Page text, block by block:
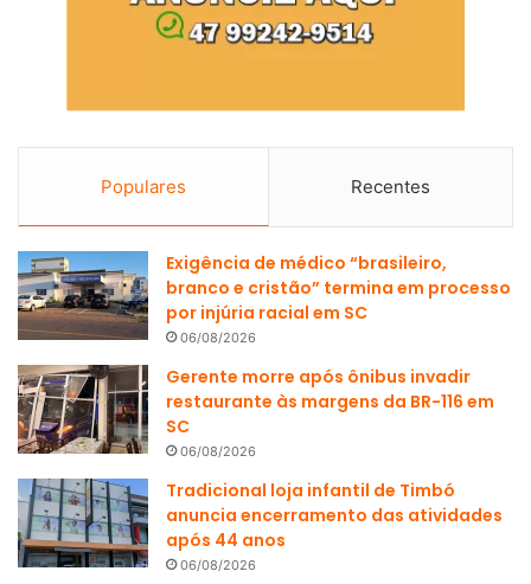
Populares Recentes
Exigência de médico “brasileiro,
branco e cristão” termina em processo
por injúria racial em SC
06/08/2026
Gerente morre após ônibus invadir
restaurante às margens da BR-116 em
SC
06/08/2026
Tradicional loja infantil de Timbó
anuncia encerramento das atividades
após 44 anos
06/08/2026